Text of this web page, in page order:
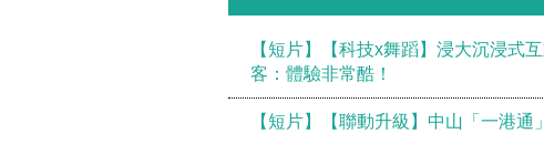
【短片】【科技x舞蹈】浸大沉浸式
客：體驗非常酷！
【短片】【聯動升級】中山「一港